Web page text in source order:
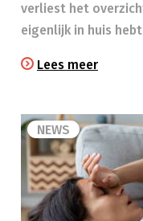
verliest het
eigenlijk in huis
Lees meer
NEWS